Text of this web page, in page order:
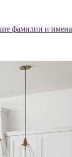
фамилии и имена